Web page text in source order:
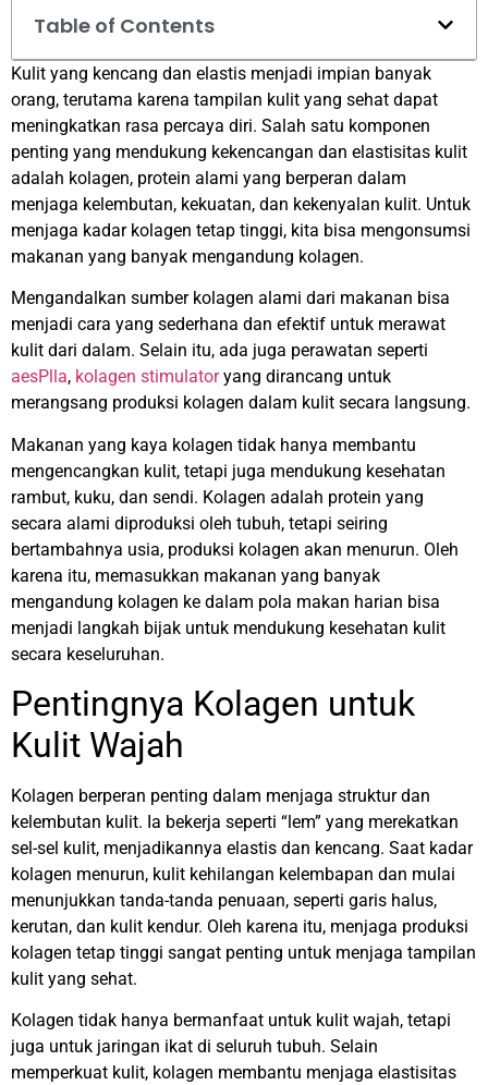
Table of Contents
Kulit yang kencang dan elastis menjadi impian banyak
orang, terutama karena tampilan kulit yang sehat dapat
meningkatkan rasa percaya diri. Salah satu komponen
penting yang mendukung kekencangan dan elastisitas kulit
adalah kolagen, protein alami yang berperan dalam
menjaga kelembutan, kekuatan, dan kekenyalan kulit. Untuk
menjaga kadar kolagen tetap tinggi, kita bisa mengonsumsi
makanan yang banyak mengandung kolagen.
Mengandalkan sumber kolagen alami dari makanan bisa
menjadi cara yang sederhana dan efektif untuk merawat
kulit dari dalam. Selain itu, ada juga perawatan seperti
aesPlla, kolagen stimulatoryang dirancang untuk
merangsang produksi kolagen dalam kulit secara langsung.
Makanan yang kaya kolagen tidak hanya membantu
mengencangkan kulit, tetapi juga mendukung kesehatan
rambut, kuku, dan sendi. Kolagen adalah protein yang
secara alami diproduksi oleh tubuh, tetapi seiring
bertambahnya usia, produksi kolagen akan menurun. Oleh
karena itu, memasukkan makanan yang banyak
mengandung kolagen ke dalam pola makan harian bisa
menjadi langkah bijak untuk mendukung kesehatan kulit
secara keseluruhan.
Pentingnya Kolagen untuk
Kulit Wajah
Kolagen berperan penting dalam menjaga struktur dan
kelembutan kulit. Ia bekerja seperti “lem” yang merekatkan
sel-sel kulit, menjadikannya elastis dan kencang. Saat kadar
kolagen menurun, kulit kehilangan kelembapan dan mulai
menunjukkan tanda-tanda penuaan, seperti garis halus,
kerutan, dan kulit kendur. Oleh karena itu, menjaga produksi
kolagen tetap tinggi sangat penting untuk menjaga tampilan
kulit yang sehat.
Kolagen tidak hanya bermanfaat untuk kulit wajah, tetapi
juga untuk jaringan ikat di seluruh tubuh. Selain
memperkuat kulit, kolagen membantu menjaga elastisitas